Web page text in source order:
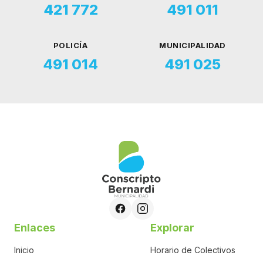
421 772 491 011
POLICÍA
491 014
MUNICIPALIDAD
491 025
Enlaces
Inicio
Explorar
Horario de Colectivos